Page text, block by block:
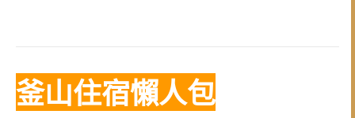
釜山住宿懶人包